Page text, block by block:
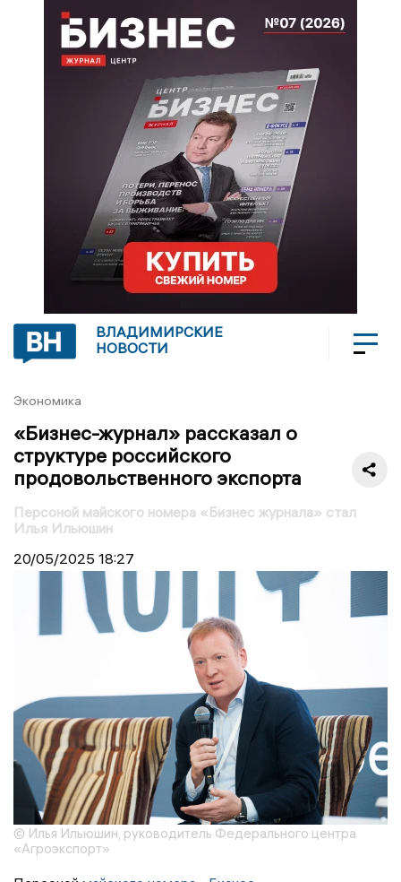
ВЛАДИМИРСКИЕ
НОВОСТИ
Экономика
«Бизнес-журнал» рассказал о
структуре российского
продовольственного экспорта
Персоной майского номера «Бизнес журнала» стал
Илья Ильюшин
20/05/2025 18:27
© Илья Ильюшин, руководитель Федерального центра
«Агроэкспорт»